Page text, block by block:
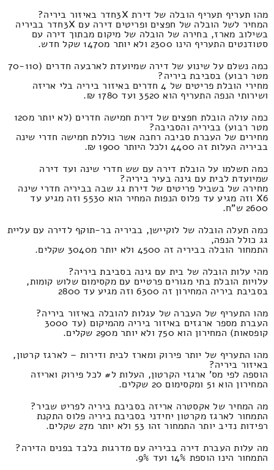
מהו תעריף תעריף הובלה של דירת 3Xחדר באיזור ביריה?
המחיר לשל הובלה של חפצים ופריטים דירה עם 3Xחדר בביריה
בשילוב מארז, בחירה של הובלה של מיקום מבתוך דירה עם
סטודנטים התעריף הינו 2300 ולא יותר מ1470 שקל חדש.
כמה נשלם על שינוע של דירה שמיועדת לארבעה חדרים (70-110
מטר רבוע) בסביבת ביריה?
מחירי הובלת פריטים של 4 חדרים באיזור ביריה בלי אריזה
ושירותי הנפה התעריף הוא 3520 ועד 1780 ₪.
כמה עולה הובלת חפצים של דירת חמישה חדרים (לא יותר מ120
מטר רבוע) בביריה והסביבה?
מחירים של העברת סביבה רחבה אשר כוללת חמישה חדרי שינה
בביריה העלות זה 4400 ולכל היותר 1900 ₪.
כמה תשלמו על הובלת דירה עם שש חדרי שינה ועד דירה
שמיועדת לבית עם גינה בעיר ביריה?
מחירה של בשביל פריטים של דירת גג שבה בביריה חדרי שינה
X6 וזה מגיע עד פלוס הנפות המחיר הוא 5530 וזה מגיע עד
2600 ש"ח.
כמה תעלה הובלה של לוקיישן, בביריה בר-תוקף לדירה עם עליית
גג כולל הנפה,
התמחור הובלה בביריה זה 4500 ולא יותר מ3040 שקלים.
מהי עלות הובלה של בית עם גינה בסביבת ביריה?
עלויות הובלת בתי מגורים פרטיים עם מקסימום שלוש קומות,
בסביבת ביריה המחירון זה 6300 וזה מגיע עד 2800
מהו התעריף של העברה של עגלות להובלה באיזור ביריה?
העברת מספר ארגזים באיזור ביריה מהמיקום (עד 3000
קופסאות) המחירון הוא 750 ולא יותר מ290 שקלים.
מהו התעריף של יותר פירוק ומארז לבית ודירות – לארגז קרטון,
באיזור ביריה?
הוספה לפי מס' ארגזי הקרטון, העלות ל# לכל פירוק ואריזה
המחירון הוא 51 ומקסימום 20 שקלים.
מה המחיר של אקסטרה אריזה בסביבת ביריה לפריט שביר?
התמחור לארגז מקרטון יחידני בסביבת ביריה פלוס התקנת
רפידות נדיב יותר התמחור זהו 53 ולא יותר מ27 שקלים.
מה עלות העברת דירה בביריה עם מדרגות בלבד בפנים הדירה?
התמחור הינו הוספת 14% ועד 9%.